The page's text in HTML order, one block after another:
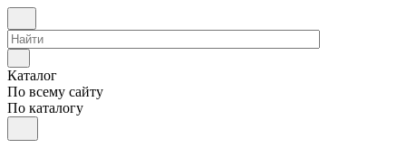
Каталог
По всему сайту
По каталогу